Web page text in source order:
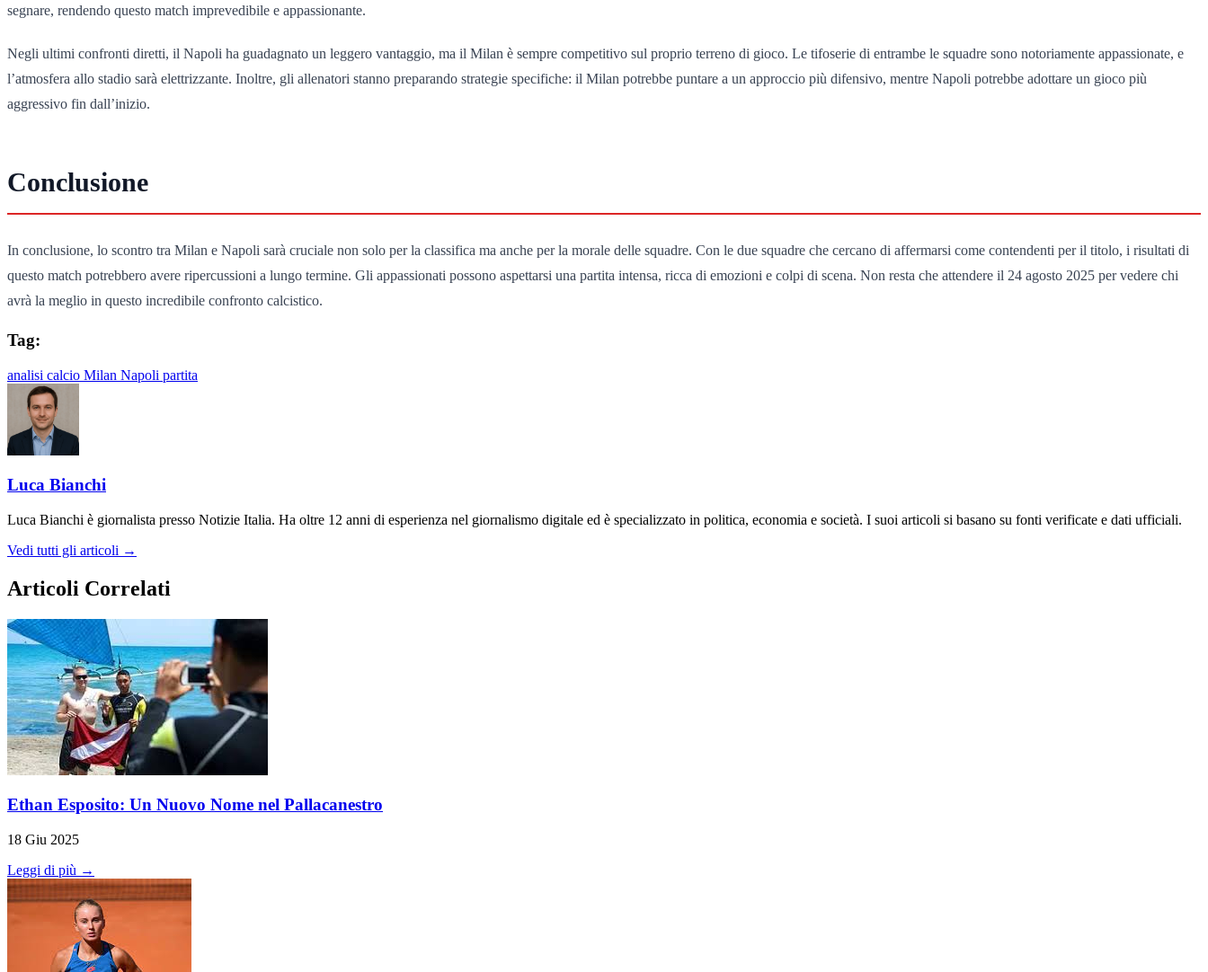
segnare, rendendo questo match imprevedibile e appassionante.
Negli ultimi confronti diretti, il Napoli ha guadagnato un leggero vantaggio, ma il Milan è sempre competitivo sul proprio terreno di gioco. Le tifoserie di entrambe le squadre sono notoriamente appassionate, e
l’atmosfera allo stadio sarà elettrizzante. Inoltre, gli allenatori stanno preparando strategie specifiche: il Milan potrebbe puntare a un approccio più difensivo, mentre Napoli potrebbe adottare un gioco più
aggressivo fin dall’inizio.
Conclusione
In conclusione, lo scontro tra Milan e Napoli sarà cruciale non solo per la classifica ma anche per la morale delle squadre. Con le due squadre che cercano di affermarsi come contendenti per il titolo, i risultati di
questo match potrebbero avere ripercussioni a lungo termine. Gli appassionati possono aspettarsi una partita intensa, ricca di emozioni e colpi di scena. Non resta che attendere il 24 agosto 2025 per vedere chi
avrà la meglio in questo incredibile confronto calcistico.
Tag:
analisi calcio Milan Napoli partita
Luca Bianchi
Luca Bianchi è giornalista presso Notizie Italia. Ha oltre 12 anni di esperienza nel giornalismo digitale ed è specializzato in politica, economia e società. I suoi articoli si basano su fonti verificate e dati ufficiali.
Vedi tutti gli articoli →
Articoli Correlati
Ethan Esposito: Un Nuovo Nome nel Pallacanestro
18 Giu 2025
Leggi di più →